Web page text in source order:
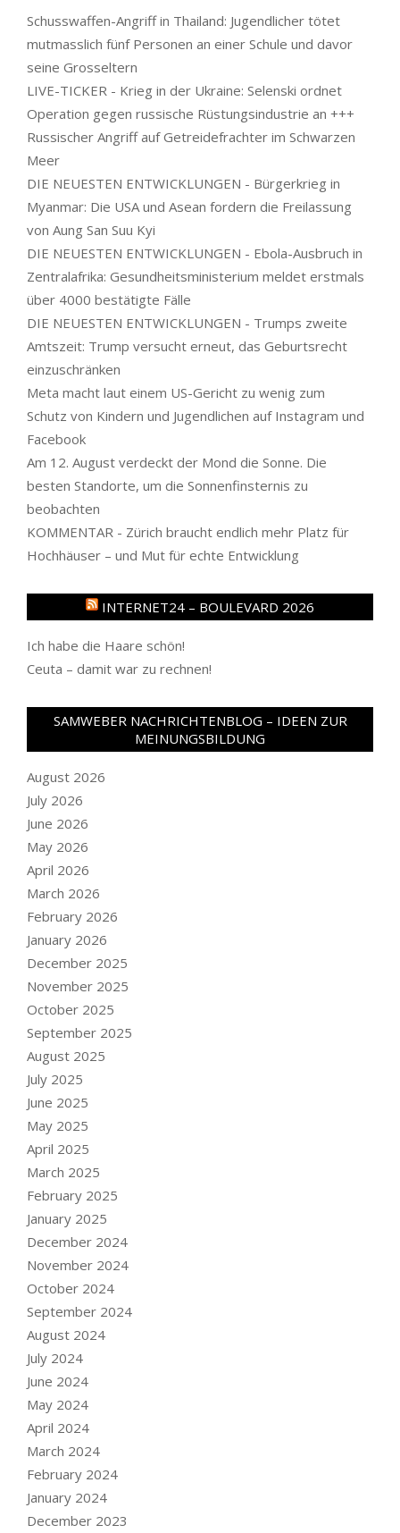
Schusswaffen-Angriff in Thailand: Jugendlicher tötet
mutmasslich fünf Personen an einer Schule und davor
seine Grosseltern
LIVE-TICKER - Krieg in der Ukraine: Selenski ordnet
Operation gegen russische Rüstungsindustrie an +++
Russischer Angriff auf Getreidefrachter im Schwarzen
Meer
DIE NEUESTEN ENTWICKLUNGEN - Bürgerkrieg in
Myanmar: Die USA und Asean fordern die Freilassung
von Aung San Suu Kyi
DIE NEUESTEN ENTWICKLUNGEN - Ebola-Ausbruch in
Zentralafrika: Gesundheitsministerium meldet erstmals
über 4000 bestätigte Fälle
DIE NEUESTEN ENTWICKLUNGEN - Trumps zweite
Amtszeit: Trump versucht erneut, das Geburtsrecht
einzuschränken
Meta macht laut einem US-Gericht zu wenig zum
Schutz von Kindern und Jugendlichen auf Instagram und
Facebook
Am 12. August verdeckt der Mond die Sonne. Die
besten Standorte, um die Sonnenfinsternis zu
beobachten
KOMMENTAR - Zürich braucht endlich mehr Platz für
Hochhäuser – und Mut für echte Entwicklung
INTERNET24 – BOULEVARD 2026
Ich habe die Haare schön!
Ceuta – damit war zu rechnen!
SAMWEBER NACHRICHTENBLOG – IDEEN ZUR
MEINUNGSBILDUNG
August 2026
July 2026
June 2026
May 2026
April 2026
March 2026
February 2026
January 2026
December 2025
November 2025
October 2025
September 2025
August 2025
July 2025
June 2025
May 2025
April 2025
March 2025
February 2025
January 2025
December 2024
November 2024
October 2024
September 2024
August 2024
July 2024
June 2024
May 2024
April 2024
March 2024
February 2024
January 2024
December 2023